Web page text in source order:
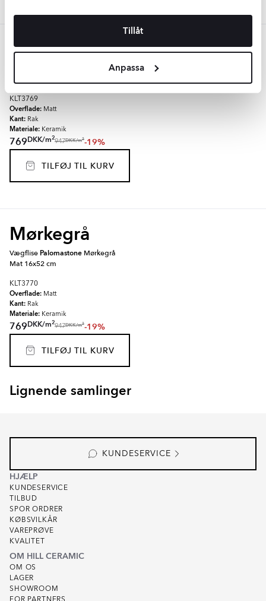
Tillåt
Anpassa
Gra
Grå Mat
KLT3769
Overflade: Matt
Kant: Rak
Materiale: Keramik
769DKK/m2
947DKK/m2-19%
TILFØJ TIL KURV
Mørkegrå
Vægflise Palomastone Mørkegrå
Mat 16x52 cm
KLT3770
Overflade: Matt
Kant: Rak
Materiale: Keramik
769DKK/m2
947DKK/m2-19%
TILFØJ TIL KURV
Lignende samlinger
SEKEL
KUNDESERVICE
HJÆLP
KUNDESERVICE
TILBUD
SPOR ORDRER
KØBSVILKÅR
VAREPRØVE
KVALITET
OM HILL CERAMIC
OM OS
LAGER
SHOWROOM